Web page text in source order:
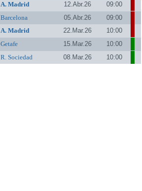
A. Madrid 12.Abr.26
09:00
Barcelona 05.Abr.26
09:00
A. Madrid 22.Mar.26
10:00
Getafe 15.Mar.26
10:00
R. Sociedad 08.Mar.26 10:00